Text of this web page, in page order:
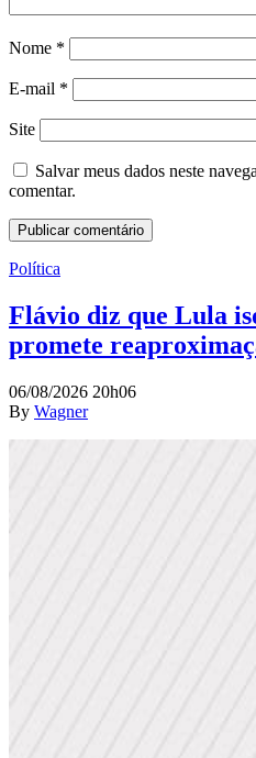
Nome *
E-mail *
Site
Salvar meus dados neste
comentar.
Política
Flávio diz que Lula
promete
06/08/2026 20h06
By Wagner